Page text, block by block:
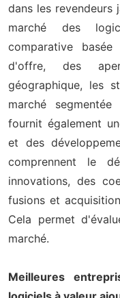
dans les revendeurs
marché des
comparative
d'offre, des
géographique, les
marché
fournit également
et des
comprennent le
innovations, des
fusions et
Cela permet
marché.
Meilleures